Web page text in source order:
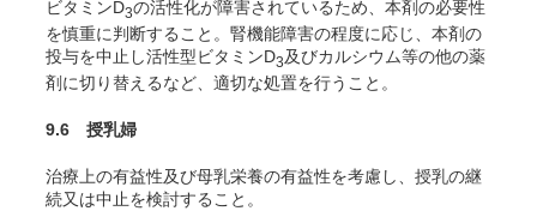
ビタミンD3の活性化が障害されているため、本剤の必要性
を慎重に判断すること。腎機能障害の程度に応じ、本剤の
投与を中止し活性型ビタミンD3及びカルシウム等の他の薬
剤に切り替えるなど、適切な処置を行うこと。
9.6 授乳婦
治療上の有益性及び母乳栄養の有益性を考慮し、授乳の継
続又は中止を検討すること。